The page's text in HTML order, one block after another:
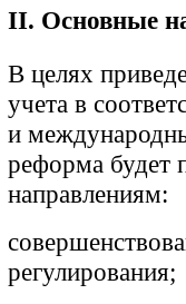
II. Основные
В целях
учета в
и
реформа будет
направлениям:
регулирования;